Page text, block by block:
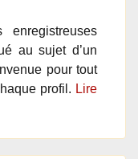
au sujet d’un
pour tout
profil. Lire